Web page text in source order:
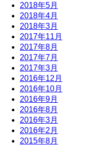
2018年5月
2018年4月
2018年3月
2017年11月
2017年8月
2017年7月
2017年3月
2016年12月
2016年10月
2016年9月
2016年8月
2016年3月
2016年2月
2015年8月